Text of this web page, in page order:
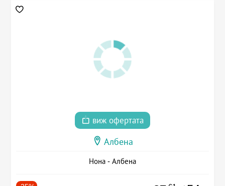
виж офертата
Албена
Нона - Албена